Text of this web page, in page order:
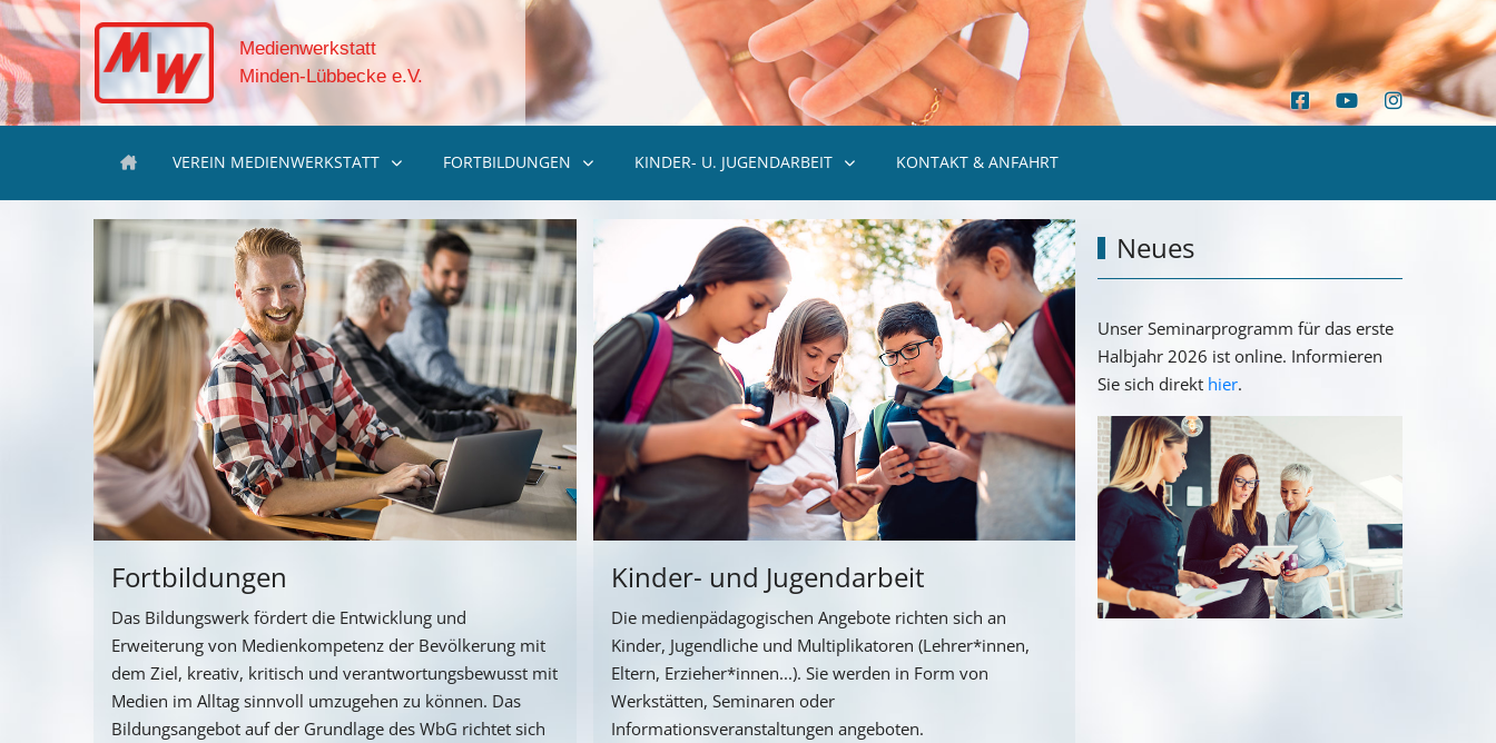
Medienwerkstatt
Minden-Lübbecke e.V.
VEREIN MEDIENWERKSTATT FORTBILDUNGEN KINDER- U. JUGENDARBEIT KONTAKT & ANFAHRT
Fortbildungen
Das Bildungswerk fördert die Entwicklung und
Erweiterung von Medienkompetenz der Bevölkerung mit
dem Ziel, kreativ, kritisch und verantwortungsbewusst mit
Medien im Alltag sinnvoll umzugehen zu können. Das
Bildungsangebot auf der Grundlage des WbG richtet sich
Kinder- und Jugendarbeit
Die medienpädagogischen Angebote richten sich an
Kinder, Jugendliche und Multiplikatoren (Lehrer*innen,
Eltern, Erzieher*innen...). Sie werden in Form von
Werkstätten, Seminaren oder
Informationsveranstaltungen angeboten.
Neues
Unser Seminarprogramm für das erste
Halbjahr 2026 ist online. Informieren
Sie sich direkt hier.